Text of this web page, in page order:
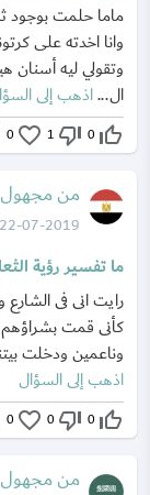
ماما حلمت بوجود
وانا اخدته على
وتقولي ليه
ال...اذهب إلى
thumb_up_off_alt
0
thumb_down_off_alt
1
favorite_border
0
من مجهول
22-07-2019
ما تفسير رؤية
رايت انى فى
كأنى قمت
وناعمين ودخلت
اذهب إلى السؤال
thumb_up_off_alt
0
thumb_down_off_alt
0
favorite_border
0
من مجهول